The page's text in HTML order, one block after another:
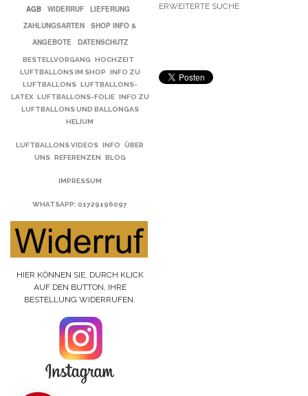
AGB
WIDERRUF
LIEFERUNG
ZAHLUNGSARTEN
SHOP INFO &
ANGEBOTE
DATENSCHUTZ
BESTELLVORGANG
HOCHZEIT
LUFTBALLONS IM SHOP
INFO ZU
LUFTBALLONS LUFTBALLONS-
LATEX LUFTBALLONS-FOLIE INFO ZU
LUFTBALLONS UND BALLONGAS
HELIUM
LUFTBALLONS VIDEOS INFO
ÜBER
UNS REFERENZEN BLOG
IMPRESSUM
WHATSAPP: 01729196097
HIER KÖNNEN SIE, DURCH KLICK
AUF DEN BUTTON, IHRE
BESTELLUNG WIDERRUFEN.
ERWEITERTE SUCHE